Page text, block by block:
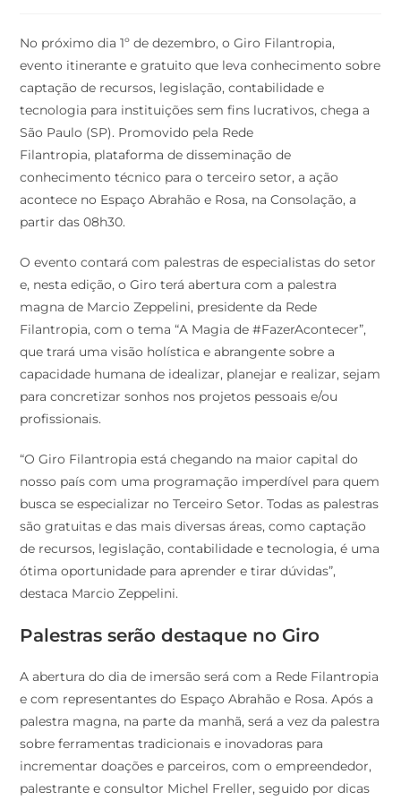
No próximo dia 1º de dezembro, o Giro Filantropia,
evento itinerante e gratuito que leva conhecimento sobre
captação de recursos, legislação, contabilidade e
tecnologia para instituições sem fins lucrativos, chega a
São Paulo (SP). Promovido pela Rede
Filantropia, plataforma de disseminação de
conhecimento técnico para o terceiro setor, a ação
acontece no Espaço Abrahão e Rosa, na Consolação, a
partir das 08h30.
O evento contará com palestras de especialistas do setor
e, nesta edição, o Giro terá abertura com a palestra
magna de Marcio Zeppelini, presidente da Rede
Filantropia, com o tema “A Magia de #FazerAcontecer”,
que trará uma visão holística e abrangente sobre a
capacidade humana de idealizar, planejar e realizar, sejam
para concretizar sonhos nos projetos pessoais e/ou
profissionais.
“O Giro Filantropia está chegando na maior capital do
nosso país com uma programação imperdível para quem
busca se especializar no Terceiro Setor. Todas as palestras
são gratuitas e das mais diversas áreas, como captação
de recursos, legislação, contabilidade e tecnologia, é uma
ótima oportunidade para aprender e tirar dúvidas”,
destaca Marcio Zeppelini.
Palestras serão destaque no Giro
A abertura do dia de imersão será com a Rede Filantropia
e com representantes do Espaço Abrahão e Rosa. Após a
palestra magna, na parte da manhã, será a vez da palestra
sobre ferramentas tradicionais e inovadoras para
incrementar doações e parceiros, com o empreendedor,
palestrante e consultor Michel Freller, seguido por dicas